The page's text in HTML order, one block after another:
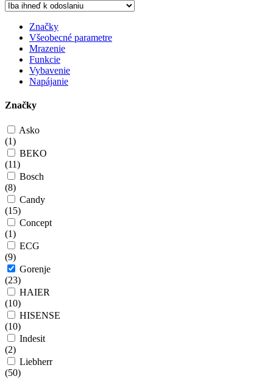
Značky
Všeobecné parametre
Mrazenie
Funkcie
Vybavenie
Napájanie
Značky
Asko
(1)
BEKO
(11)
Bosch
(8)
Candy
(15)
Concept
(1)
ECG
(9)
Gorenje
(23)
HAIER
(10)
HISENSE
(10)
Indesit
(2)
Liebherr
(50)